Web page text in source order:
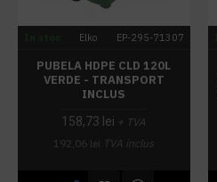
Elko EP-295-71307
PUBELA HDPE CLD 120L
VERDE - TRANSPORT
INCLUS
158,73 lei + TVA
192,06 lei TVA inclus